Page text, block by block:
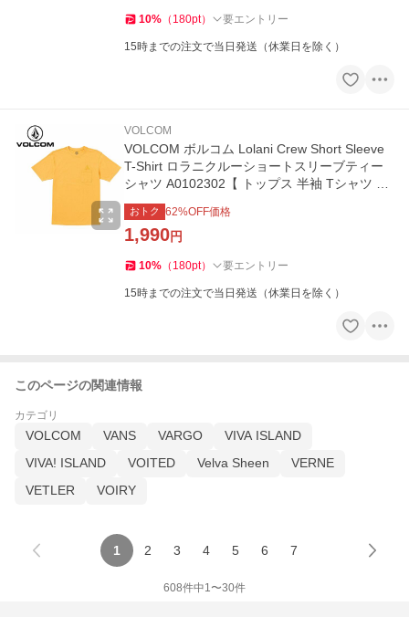
10% （ 180pt） 要エントリー
15時までの注文で当日発送（休業日を除く）
VOLCOM
VOLCOM ボルコム Lolani Crew Short Sleeve
T-Shirt ロラニクルーショートスリーブティー
シャツ A0102302【 トップス 半袖 Tシャツ 】
【メール便・代引不可】
おトク 62%OFF価格
1,990円
10% （ 180pt） 要エントリー
15時までの注文で当日発送（休業日を除く）
このページの関連情報
カテゴリ
VOLCOM VANS VARGO
VIVA ISLAND
VIVA! ISLAND
VOITED Velva Sheen
VERNE
VETLER
VOIRY
1 2 3 4 5 6 7
608件中1〜30件